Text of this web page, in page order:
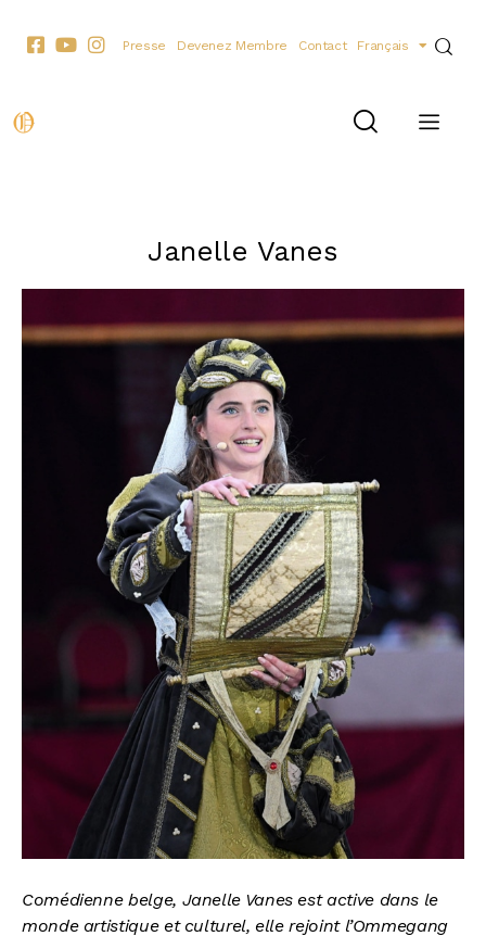
Presse Devenez Membre Contact Français
Janelle Vanes
Comédienne belge, Janelle Vanes est active dans le
monde artistique et culturel, elle rejoint l’Ommegang